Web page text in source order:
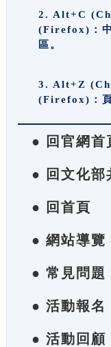
2. Alt+C
(Firefox)：中
區。
3. Alt+Z
(Firefox)：頁
● 回官網首
● 回文化部
● 回首頁
● 網站導覽
● 常見問題
● 活動報名
● 活動回顧